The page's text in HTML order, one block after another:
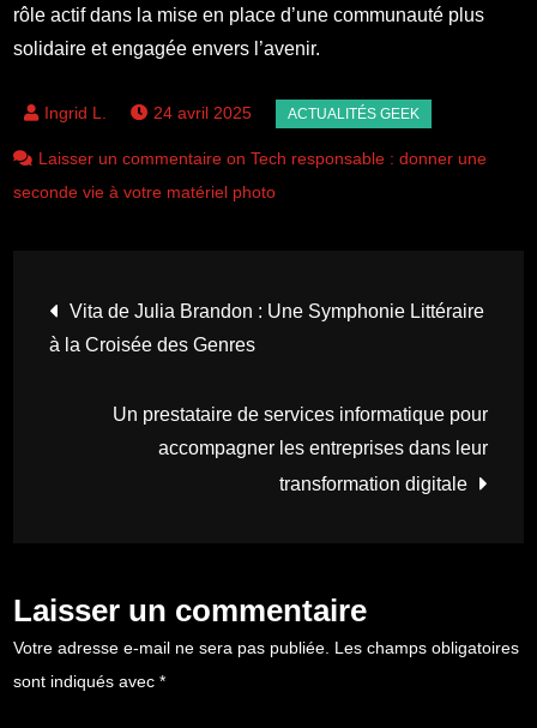
rôle actif dans la mise en place d’une communauté plus
solidaire et engagée envers l’avenir.
24 avril 2025
Laisser un commentaire on Tech responsable : donner une
seconde vie à votre matériel photo
Navigation
de
l’article
Vita de Julia Brandon : Une Symphonie Littéraire
à la Croisée des Genres
Un prestataire de services informatique pour
accompagner les entreprises dans leur
transformation digitale
Laisser un commentaire
Votre adresse e-mail ne sera pas publiée. Les champs obligatoires
sont indiqués avec*